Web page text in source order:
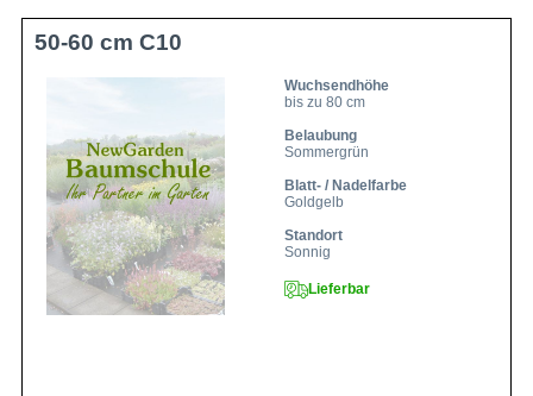
50-60 cm C10
Wuchsendhöhe
bis zu 80 cm
Belaubung
Sommergrün
Blatt- / Nadelfarbe
Goldgelb
Standort
Sonnig
Lieferbar